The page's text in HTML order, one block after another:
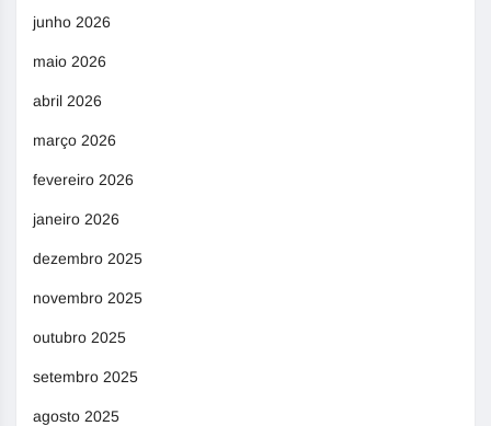
junho 2026
maio 2026
abril 2026
março 2026
fevereiro 2026
janeiro 2026
dezembro 2025
novembro 2025
outubro 2025
setembro 2025
agosto 2025